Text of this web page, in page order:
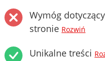
Wymóg
stronie Rozwiń
Unikalne treści